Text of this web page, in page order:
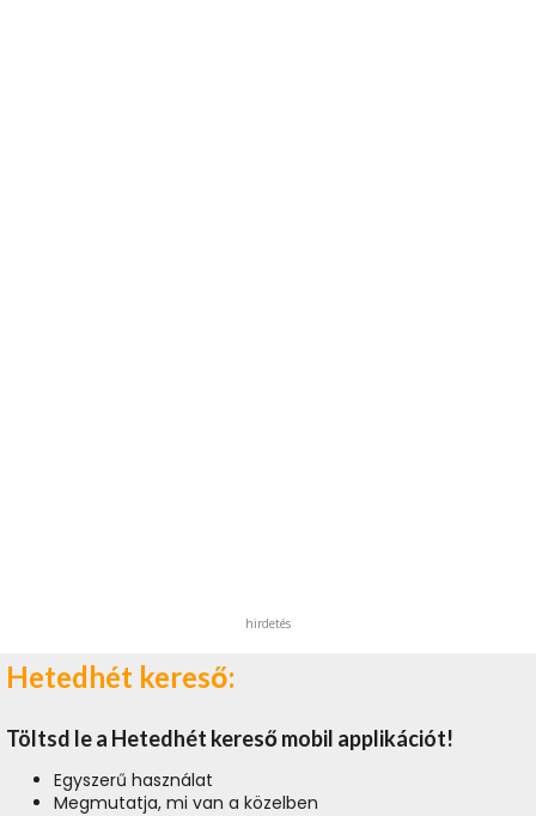
hirdetés
Hetedhét kereső:
Töltsd le a Hetedhét kereső mobil applikációt!
Egyszerű használat
Megmutatja, mi van a közelben